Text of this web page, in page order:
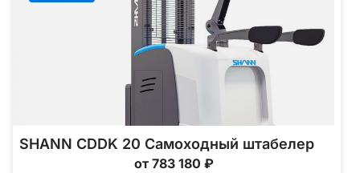
SHANN CDDK 20 Самоходный штабелер
от 783 180 ₽